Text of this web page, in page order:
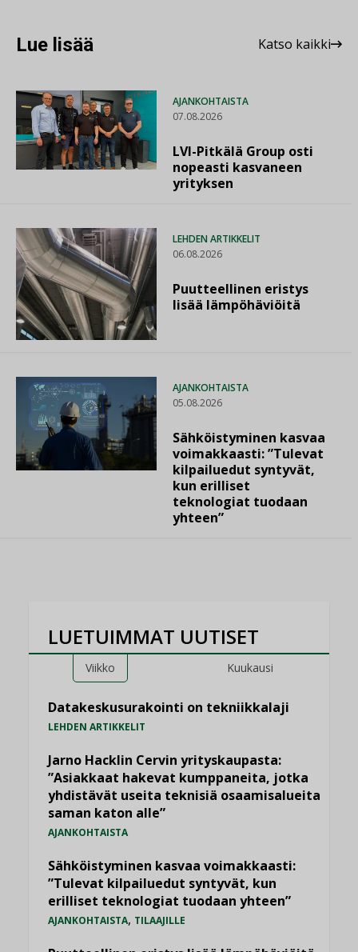
Lue lisää Katso kaikki
AJANKOHTAISTA
07.08.2026
LVI-Pitkälä Group osti
nopeasti kasvaneen
yrityksen
LEHDEN ARTIKKELIT
06.08.2026
Puutteellinen eristys
lisää lämpöhäviöitä
AJANKOHTAISTA
05.08.2026
Sähköistyminen kasvaa
voimakkaasti: ”Tulevat
kilpailuedut syntyvät,
kun erilliset
teknologiat tuodaan
yhteen”
LUETUIMMAT UUTISET
Viikko Kuukausi
Datakeskusurakointi on tekniikkalaji
LEHDEN ARTIKKELIT
Jarno Hacklin Cervin yrityskaupasta:
”Asiakkaat hakevat kumppaneita, jotka
yhdistävät useita teknisiä osaamisalueita
saman katon alle”
AJANKOHTAISTA
Sähköistyminen kasvaa voimakkaasti:
”Tulevat kilpailuedut syntyvät, kun
erilliset teknologiat tuodaan yhteen”
AJANKOHTAISTA, TILAAJILLE